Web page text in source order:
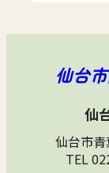
仙台
仙
仙台市
TEL